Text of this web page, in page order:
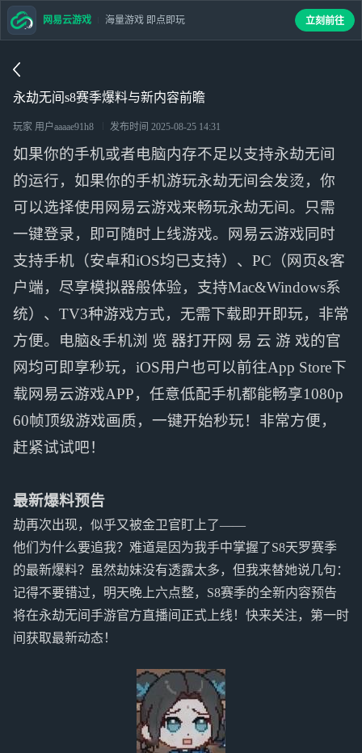
永劫无间s8赛季爆料与新内容前瞻
玩家 用户aaaae91h8 发布时间 2025-08-25 14:31
如果你的手机或者电脑内存不足以支持永劫无间
的运行，如果你的手机游玩永劫无间会发烫，你
可以选择使用网易云游戏来畅玩永劫无间。只需
一键登录，即可随时上线游戏。网易云游戏同时
支持手机（安卓和iOS均已支持）、PC（网页&客
户端，尽享模拟器般体验，支持Mac&Windows系
统）、TV3种游戏方式，无需下载即开即玩，非常
方便。电脑&手机浏 览 器打开网 易 云 游 戏的官
网均可即享秒玩，iOS用户也可以前往App Store下
载网易云游戏APP，任意低配手机都能畅享1080p
60帧顶级游戏画质，一键开始秒玩！非常方便，
赶紧试试吧！
最新爆料预告
劫再次出现，似乎又被金卫官盯上了——
他们为什么要追我？难道是因为我手中掌握了S8天罗赛季
的最新爆料？虽然劫妹没有透露太多，但我来替她说几句：
记得不要错过，明天晚上六点整，S8赛季的全新内容预告
将在永劫无间手游官方直播间正式上线！快来关注，第一时
间获取最新动态！
网易云游戏 海量游戏 即点即玩 立刻前往